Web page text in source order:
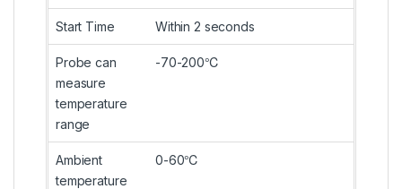
Start Time Within 2 seconds
Probe can
measure
temperature
range
-70-200℃
Ambient
temperature
0-60℃